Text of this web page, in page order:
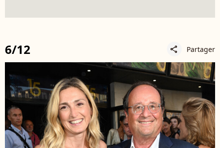
6/12 share Partager